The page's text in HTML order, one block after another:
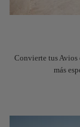
Convierte tus Avios
más